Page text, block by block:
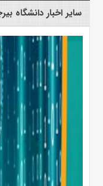
سایر اخبار دانشگاه